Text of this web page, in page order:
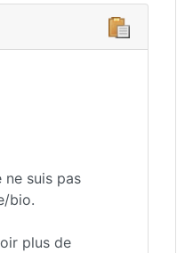
suis pas
bio.
plus de